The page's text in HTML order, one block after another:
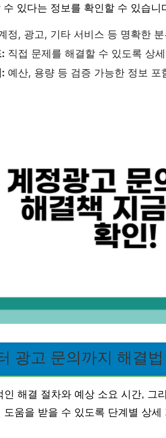
수 있다는 정보를 확인할 수 있습니
정, 광고, 기타 서비스 등 명확한 분
직접 문제를 해결할 수 있도록 상
예산, 용량 등 검증 가능한 정보 포
광고 문의까지 해결법
인 해결 절차와 예상 소요 시간, 그
도움을 받을 수 있도록 단계별 상세